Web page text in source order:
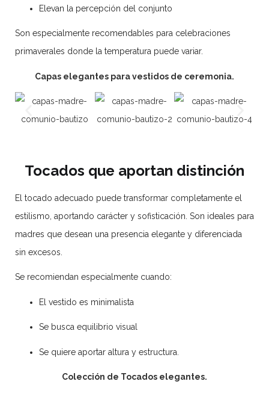
Elevan la percepción del conjunto
Son especialmente recomendables para celebraciones
primaverales donde la temperatura puede variar.
Capas elegantes para vestidos de ceremonia.
Tocados que aportan distinción
El tocado adecuado puede transformar completamente el
estilismo, aportando carácter y sofisticación. Son ideales para
madres que desean una presencia elegante y diferenciada
sin excesos.
Se recomiendan especialmente cuando:
El vestido es minimalista
Se busca equilibrio visual
Se quiere aportar altura y estructura.
Colección de Tocados elegantes.